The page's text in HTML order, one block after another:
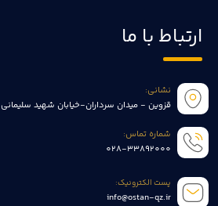
ارتباط با ما
نشانی:
قزوین - میدان سرداران-خیابان شهید سلیمانی
شماره تماس:
028-33892000
پست الکترونیک:
info@ostan-qz.ir